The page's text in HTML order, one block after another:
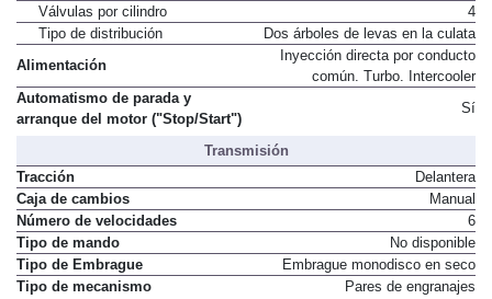
Válvulas por cilindro
4
Tipo de distribución
Dos árboles de levas en la culata
Alimentación
Inyección directa por conducto
común. Turbo. Intercooler
Automatismo de parada y
arranque del motor ("Stop/Start")
Sí
Transmisión
Tracción
Delantera
Caja de cambios
Manual
Número de velocidades
6
Tipo de mando
No disponible
Tipo de Embrague
Embrague monodisco en seco
Tipo de mecanismo
Pares de engranajes